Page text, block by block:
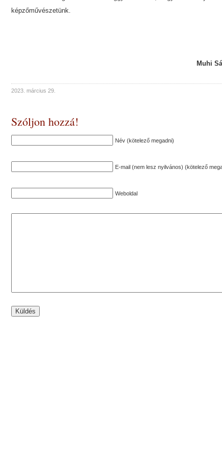
képzőművészetünk.
Muhi
2023. március 29.
Szóljon hozzá!
Név (kötelező megadni)
E-mail (nem lesz nyilvános) (kötelező
Weboldal